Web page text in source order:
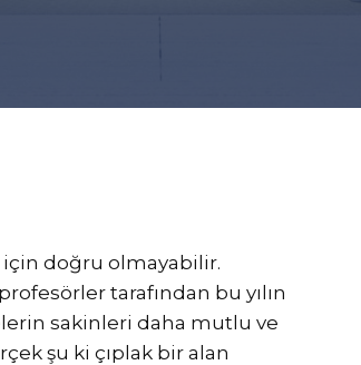
için doğru olmayabilir.
tarafından bu yılın
sakinleri daha mutlu ve
şu ki çıplak bir alan